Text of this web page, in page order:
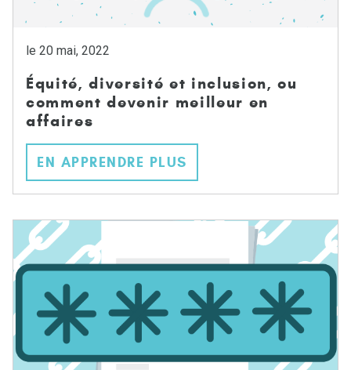
le 20 mai, 2022
Équité, diversité et inclusion, ou
comment devenir meilleur en
affaires
EN APPRENDRE PLUS